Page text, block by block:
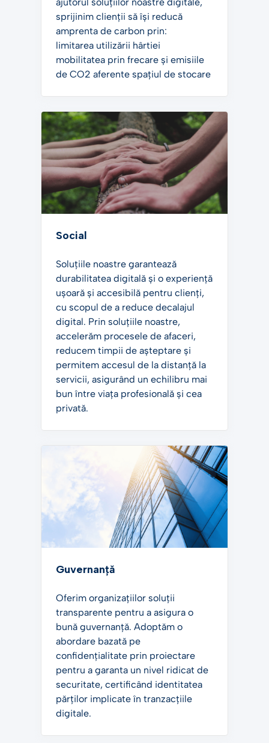
sprijinim clienții să își reducă
amprenta de carbon prin:
limitarea utilizării hârtiei
mobilitatea prin frecare și emisiile
de CO2 aferente spațiul de stocare
Social
Soluțiile noastre garantează
durabilitatea digitală și o experiență
ușoară și accesibilă pentru clienți,
cu scopul de a reduce decalajul
digital. Prin soluțiile noastre,
accelerăm procesele de afaceri,
reducem timpii de așteptare și
permitem accesul de la distanță la
servicii, asigurând un echilibru mai
bun între viața profesională și cea
privată.
Guvernanță
Oferim organizațiilor soluții
transparente pentru a asigura o
bună guvernanță. Adoptăm o
abordare bazată pe
confidențialitate prin proiectare
pentru a garanta un nivel ridicat de
securitate, certificând identitatea
părților implicate în tranzacțiile
digitale.